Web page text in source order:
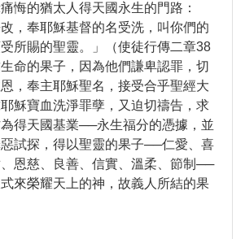
悔的猶太人得天國永生的門路：
改，奉耶穌基督的名受洗，叫你們的
所賜的聖靈。」（使徒行傳二章38
命的果子，因為他們謙卑認罪，切
，奉主耶穌聖名，接受合乎聖經大
穌寶血洗淨罪孽，又迫切禱告，求
得天國基業──永生福分的憑據，並
試探，得以聖靈的果子──仁愛、喜
恩慈、良善、信實、溫柔、節制──
來榮耀天上的神，故義人所結的果